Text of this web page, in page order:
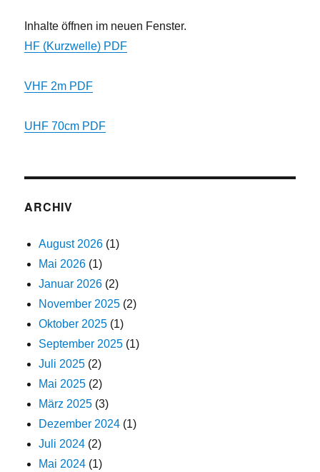
Inhalte öffnen im neuen Fenster.
HF (Kurzwelle) PDF
VHF 2m PDF
UHF 70cm PDF
ARCHIV
August 2026 (1)
Mai 2026 (1)
Januar 2026 (2)
November 2025 (2)
Oktober 2025 (1)
September 2025 (1)
Juli 2025 (2)
Mai 2025 (2)
März 2025 (3)
Dezember 2024 (1)
Juli 2024 (2)
Mai 2024 (1)